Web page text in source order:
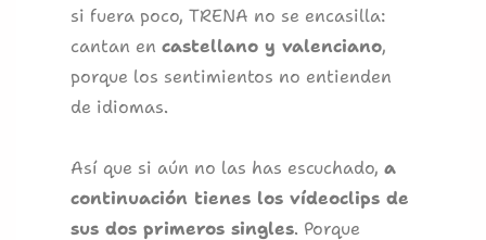
si fuera poco, TRENA no se encasilla:
cantan en castellano y valenciano,
porque los sentimientos no entienden
de idiomas.
Así que si aún no las has escuchado, a
continuación tienes los vídeoclips de
sus dos primeros singles. Porque